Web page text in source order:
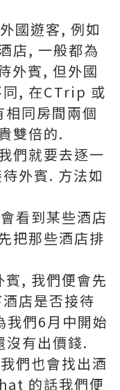
國遊客, 例如
店, 一般都為
外賓, 但外國
同, 在CTrip 或
同房間兩個
雙倍的.
們就要去逐一
外賓. 方法如
看到某些酒店
把那些酒店排
, 我們便會先
店是否接待
我們6月中開始
沒有出價錢.
們也會找出酒
的話我們便